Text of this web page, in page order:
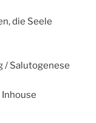
die Seele
/ Salutogenese